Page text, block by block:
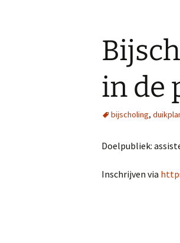
in de
bijscholing,
Doelpubliek:
Inschrijven via